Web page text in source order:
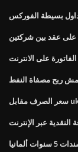
بسيطة الفوركس
على عقد بين شركتين
ربح مصفاة النفط
عبر الإنترنت
ألمانيا